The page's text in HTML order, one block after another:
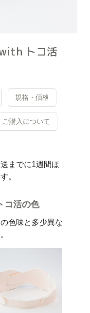
トコ活
規格・価格
ご購入について
までに1週間ほ
。
コ活の色
色味と多少異な